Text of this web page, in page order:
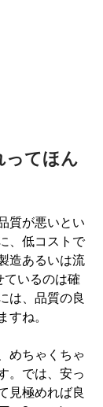
ってほん
質が悪いとい
、低コストで
造あるいは流
ているのは確
は、品質の良
すね。
めちゃくちゃ
。では、安っ
見極めれば良